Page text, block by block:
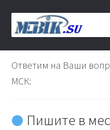
Перейти
к
Перейти
к
Главная
Дипломникам
Ответим на Ваши
МСК:
Пишите в